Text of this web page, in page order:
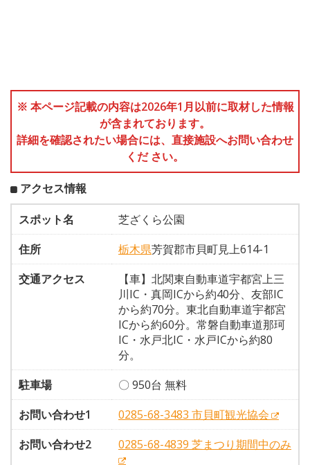
※ 本ページ記載の内容は2026年1月以前に取材した情報
が含まれております。
詳細を確認されたい場合には、直接施設へお問い合わせ
くだ さい。
アクセス情報
スポット名
芝ざくら公園
住所
栃木県芳賀郡市貝町見上614-1
交通アクセス
【車】北関東自動車道宇都宮上三
川IC・真岡ICから約40分、友部IC
から約70分。東北自動車道宇都宮
ICから約60分。常磐自動車道那珂
IC・水戸北IC・水戸ICから約80
分。
駐車場
〇 950台 無料
お問い合わせ1
0285-68-3483 市貝町観光協会
お問い合わせ2
0285-68-4839 芝まつり期間中のみ